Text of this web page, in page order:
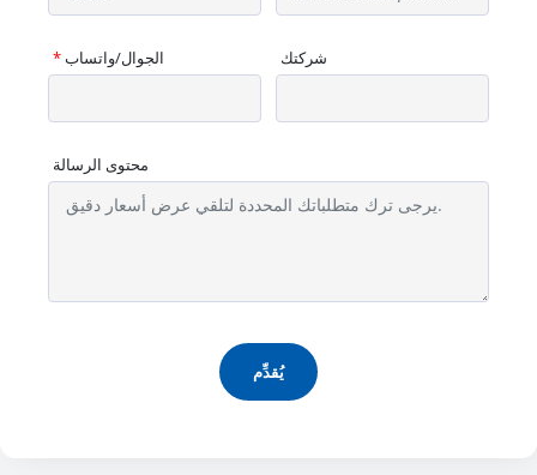
*الجوال/واتساب شركتك
محتوى الرسالة
يُقدِّم